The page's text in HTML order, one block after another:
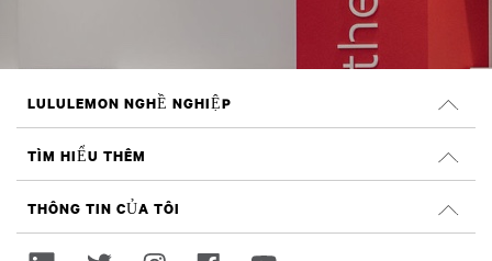
LULULEMON NGHỀ NGHIỆP
Nghề nghiệp
TÌM VIỆC LÀM
TÌM HIỂU THÊM
Đánh giá trên Glassdoor
Tính bền vững và tác động xã hội
THÔNG TIN CỦA TÔI
Đăng nhập